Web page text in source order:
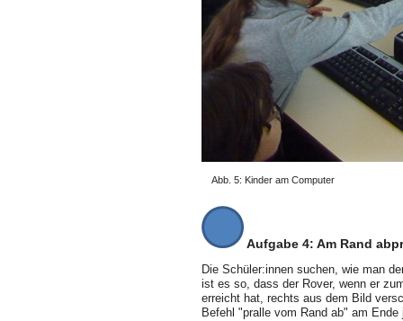
Abb. 5: Kinder am Computer
Aufgabe 4: Am Rand
Die Schüler:innen suchen, wie man
ist es so, dass der Rover, wenn er
erreicht hat, rechts aus dem Bild
Befehl "pralle vom Rand ab" am